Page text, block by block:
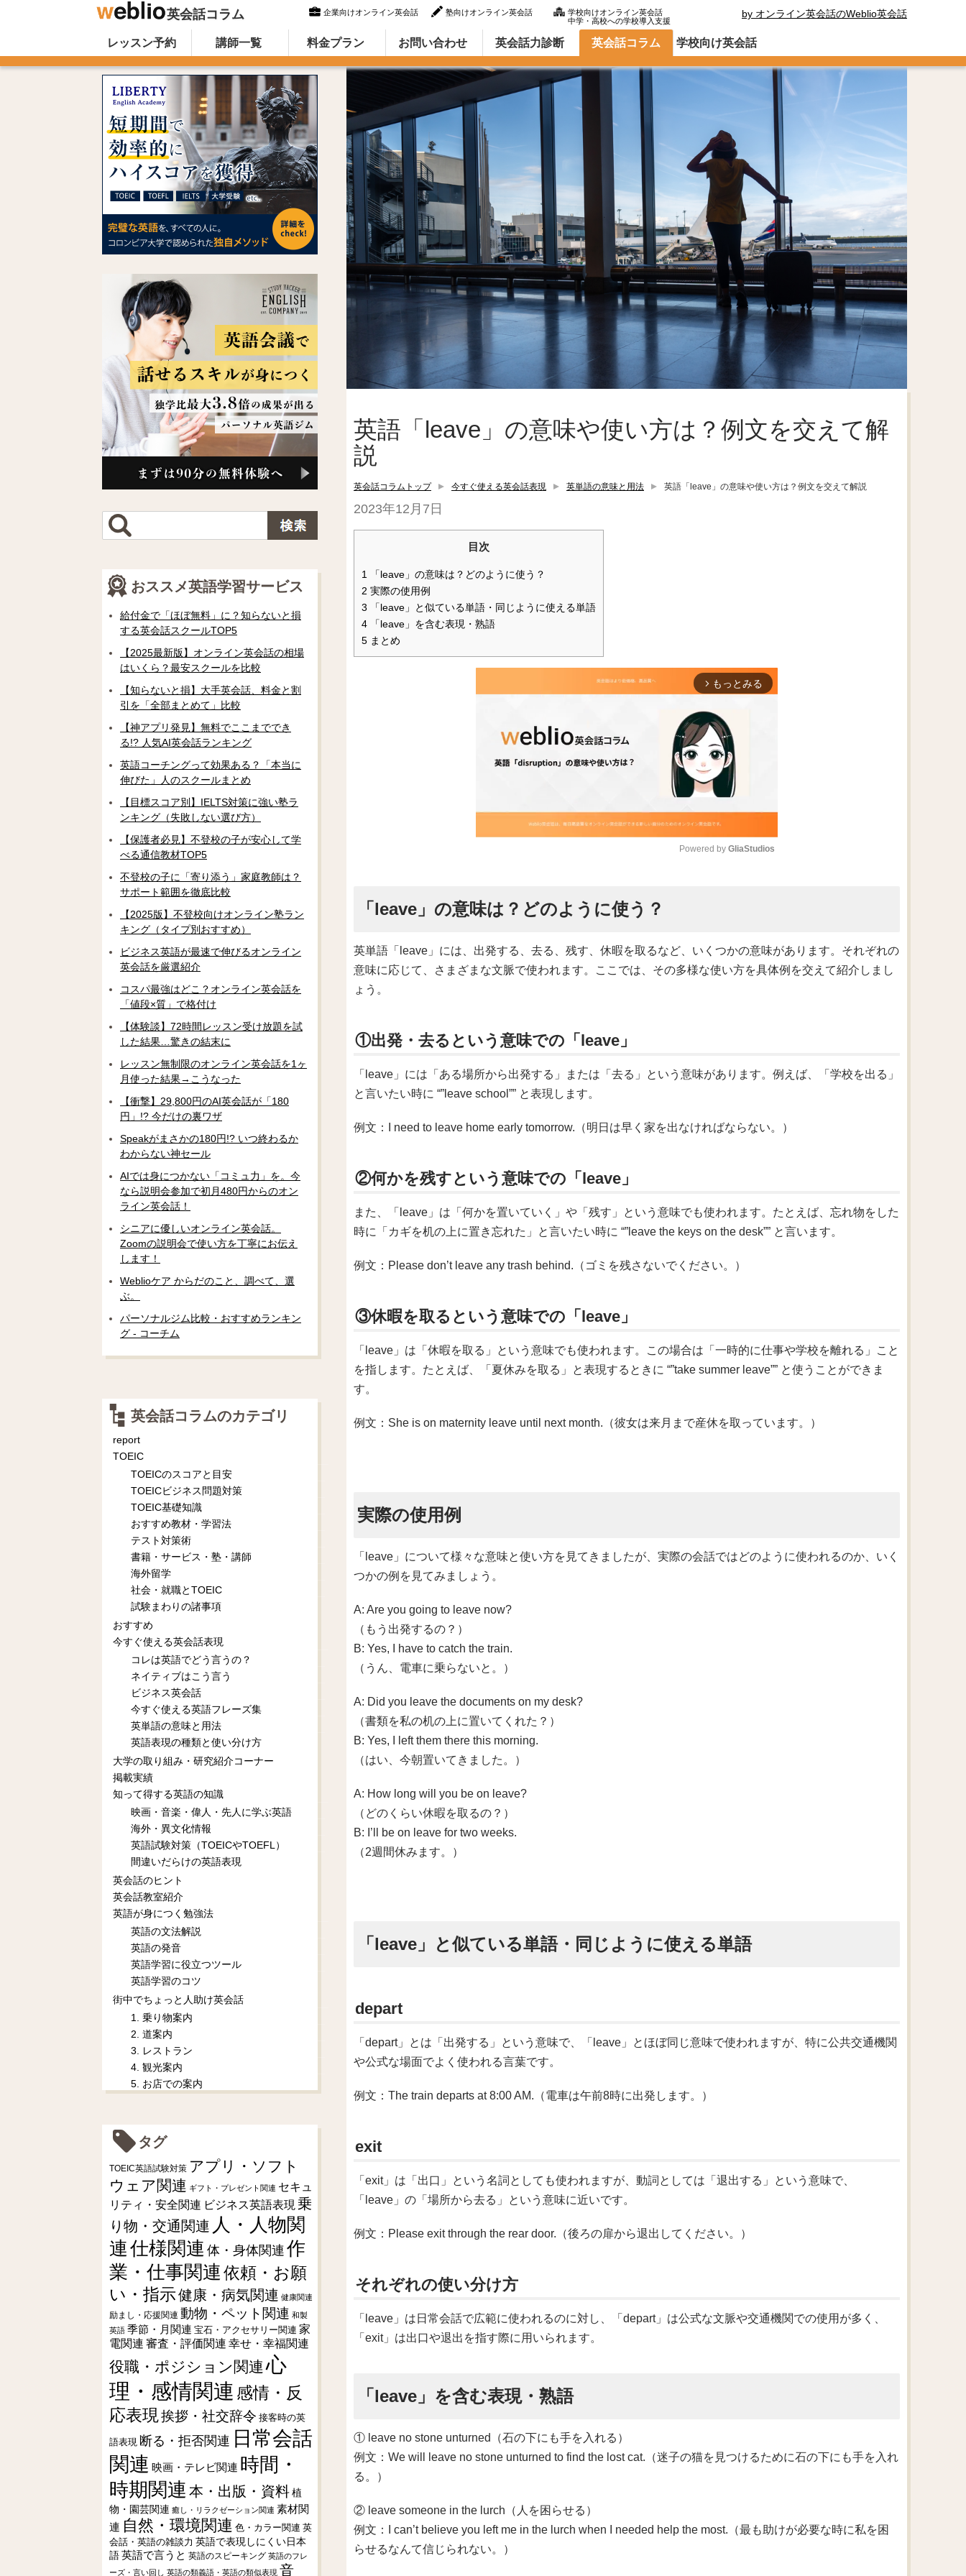
英会話コラム 企業向けオンライン英会話 塾向けオンライン英会話
学校向けオンライン英会話
中学・高校への学校導入支援
by オンライン英会話のWeblio英会話
オンライン英会話のWeblio英会話コラム（英語での言い方・英語表現）
Skip to content
レッスン予約 講師一覧 料金プラン お問い合わせ 英会話力診断 英会話コラム 学校向け英会話
英語「leave」の意味や使い方は？例文を交えて解
説
英会話コラムトップ 今すぐ使える英会話表現 英単語の意味と用法 英語「leave」の意味や使い方は？例文を交えて解説
2023年12月7日
目次
1
「leave」の意味は？どのように使う？
2 実際の使用例
3 「leave」と似ている単語・同じように使える単語
4 「leave」を含む表現・熟語
5 まとめ
arrow_forward_ios もっとみる
e
Powered by GliaStudios
「leave」の意味は？どのように使う？
英単語「leave」には、出発する、去る、残す、休暇を取るなど、いくつかの意味があります。それぞれの
意味に応じて、さまざまな文脈で使われます。ここでは、その多様な使い方を具体例を交えて紹介しまし
ょう。
①出発・去るという意味での「leave」
「leave」には「ある場所から出発する」または「去る」という意味があります。例えば、「学校を出る」
と言いたい時に “”leave school”” と表現します。
例文：I need to leave home early tomorrow.（明日は早く家を出なければならない。）
②何かを残すという意味での「leave」
また、「leave」は「何かを置いていく」や「残す」という意味でも使われます。たとえば、忘れ物をした
時に「カギを机の上に置き忘れた」と言いたい時に “”leave the keys on the desk”” と言います。
例文：Please don’t leave any trash behind.（ゴミを残さないでください。）
③休暇を取るという意味での「leave」
「leave」は「休暇を取る」という意味でも使われます。この場合は「一時的に仕事や学校を離れる」こと
を指します。たとえば、「夏休みを取る」と表現するときに “”take summer leave”” と使うことができま
す。
例文：She is on maternity leave until next month.（彼女は来月まで産休を取っています。）
実際の使用例
「leave」について様々な意味と使い方を見てきましたが、実際の会話ではどのように使われるのか、いく
つかの例を見てみましょう。
A: Are you going to leave now?
（もう出発するの？）
B: Yes, I have to catch the train.
（うん、電車に乗らないと。）
A: Did you leave the documents on my desk?
（書類を私の机の上に置いてくれた？）
B: Yes, I left them there this morning.
（はい、今朝置いてきました。）
A: How long will you be on leave?
（どのくらい休暇を取るの？）
B: I’ll be on leave for two weeks.
（2週間休みます。）
「leave」と似ている単語・同じように使える単語
depart
「depart」とは「出発する」という意味で、「leave」とほぼ同じ意味で使われますが、特に公共交通機関
や公式な場面でよく使われる言葉です。
例文：The train departs at 8:00 AM.（電車は午前8時に出発します。）
exit
「exit」は「出口」という名詞としても使われますが、動詞としては「退出する」という意味で、
「leave」の「場所から去る」という意味に近いです。
例文：Please exit through the rear door.（後ろの扉から退出してください。）
それぞれの使い分け方
「leave」は日常会話で広範に使われるのに対し、「depart」は公式な文脈や交通機関での使用が多く、
「exit」は出口や退出を指す際に用いられます。
「leave」を含む表現・熟語
① leave no stone unturned（石の下にも手を入れる）
例文：We will leave no stone unturned to find the lost cat.（迷子の猫を見つけるために石の下にも手を入れ
る。）
② leave someone in the lurch（人を困らせる）
例文：I can’t believe you left me in the lurch when I needed help the most.（最も助けが必要な時に私を困
らせるなんて信じられない。）
おススメ英語学習サービス
給付金で「ほぼ無料」に？知らないと損
する英会話スクールTOP5
【2025最新版】オンライン英会話の相場
はいくら？最安スクールを比較
【知らないと損】大手英会話、料金と割
引を「全部まとめて」比較
【神アプリ発見】無料でここまででき
る!? 人気AI英会話ランキング
英語コーチングって効果ある？「本当に
伸びた」人のスクールまとめ
【目標スコア別】IELTS対策に強い塾ラ
ンキング（失敗しない選び方）
【保護者必見】不登校の子が安心して学
べる通信教材TOP5
不登校の子に「寄り添う」家庭教師は？
サポート範囲を徹底比較
【2025版】不登校向けオンライン塾ラン
キング（タイプ別おすすめ）
ビジネス英語が最速で伸びるオンライン
英会話を厳選紹介
コスパ最強はどこ？オンライン英会話を
「値段×質」で格付け
【体験談】72時間レッスン受け放題を試
した結果…驚きの結末に
レッスン無制限のオンライン英会話を1ヶ
月使った結果→こうなった
【衝撃】29,800円のAI英会話が「180
円」!? 今だけの裏ワザ
Speakがまさかの180円!? いつ終わるか
わからない神セール
AIでは身につかない「コミュ力」を。今
なら説明会参加で初月480円からのオン
ライン英会話！
シニアに優しいオンライン英会話。
Zoomの説明会で使い方を丁寧にお伝え
します！
Weblioケア からだのこと、調べて、選
ぶ。
パーソナルジム比較・おすすめランキン
グ - コーチム
英会話コラムのカテゴリ
report
TOEIC
TOEICのスコアと目安
TOEICビジネス問題対策
TOEIC基礎知識
おすすめ教材・学習法
テスト対策術
書籍・サービス・塾・講師
海外留学
社会・就職とTOEIC
試験まわりの諸事項
おすすめ
今すぐ使える英会話表現
コレは英語でどう言うの？
ネイティブはこう言う
ビジネス英会話
今すぐ使える英語フレーズ集
英単語の意味と用法
英語表現の種類と使い分け方
大学の取り組み・研究紹介コーナー
掲載実績
知って得する英語の知識
映画・音楽・偉人・先人に学ぶ英語
海外・異文化情報
英語試験対策（TOEICやTOEFL）
間違いだらけの英語表現
英会話のヒント
英会話教室紹介
英語が身につく勉強法
英語の文法解説
英語の発音
英語学習に役立つツール
英語学習のコツ
街中でちょっと人助け英会話
1. 乗り物案内
2. 道案内
3. レストラン
4. 観光案内
5. お店での案内
タグ
TOEIC英語試験対策 アプリ・ソフト
ウェア関連 ギフト・プレゼント関連 セキュ
リティ・安全関連 ビジネス英語表現 乗
り物・交通関連 人・人物関
連仕様関連 体・身体関連 作
業・仕事関連依頼・お願
い・指示健康・病気関連 健康関連
励まし・応援関連 動物・ペット関連 和製
英語 季節・月関連 宝石・アクセサリー関連 家
電関連 審査・評価関連 幸せ・幸福関連
役職・ポジション関連 心
理・感情関連 感情・反
応表現挨拶・社交辞令 接客時の英
語表現 断る・拒否関連 日常会話
関連 映画・テレビ関連 時間・
時期関連 本・出版・資料植
物・園芸関連 癒し・リラクゼーション関連 素材関
連 自然・環境関連 色・カラー関連 英
会話・英語の雑談力 英語で表現しにくい日本
語 英語で言うと 英語のスピーキング 英語のフレ
ーズ・言い回し 英語の類義語・英語の類似表現 音